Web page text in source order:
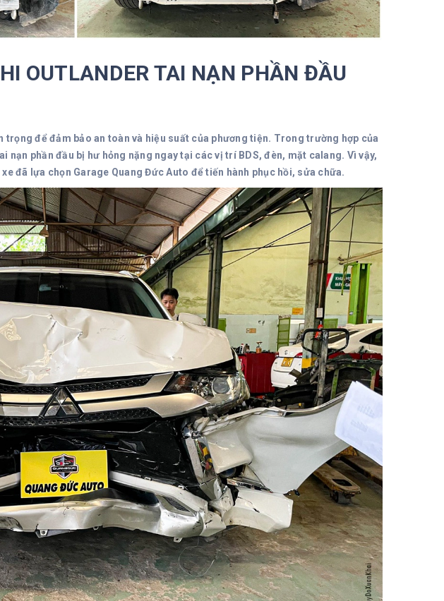
OUTLANDER TAI NẠN PHẦN ĐẦU
trọng để đảm bảo an toàn và hiệu suất của phương tiện. Trong trường hợp của
nạn phần đầu bị hư hỏng nặng ngay tại các vị trí BDS, đèn, mặt calang. Vì vậy,
đã lựa chọn Garage Quang Đức Auto để tiến hành phục hồi, sửa chữa.